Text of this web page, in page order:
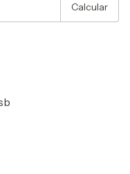
Calcular